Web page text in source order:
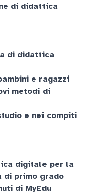
di didattica
di didattica
e ragazzi
metodi di
e nei compiti
digitale per la
di primo grado
di MyEdu